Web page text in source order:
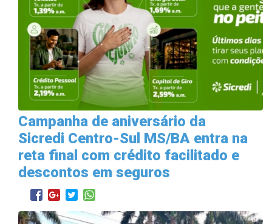
Campanha de aniversário da
Sicredi Centro-Sul MS/BA entra na
reta final com crédito facilitado e
descontos em seguros